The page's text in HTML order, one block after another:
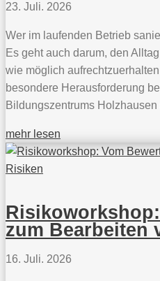
23. Juli. 2026
Wer im laufenden Betrieb
Es geht auch darum, den
wie möglich
besondere Herausforderung
Bildungszentrums Holzhausen
mehr lesen
zum Bearbeiten
16. Juli. 2026